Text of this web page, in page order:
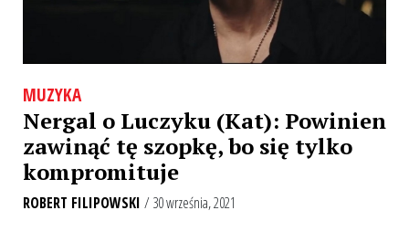
MUZYKA
Nergal o Luczyku (Kat): Powinien
zawinąć tę szopkę, bo się tylko
kompromituje
ROBERT FILIPOWSKI / 30 września, 2021